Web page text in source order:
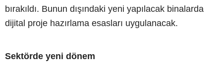
bırakıldı. Bunun dışındaki yeni yapılacak binalarda
dijital proje hazırlama esasları uygulanacak.
Sektörde yeni dönem